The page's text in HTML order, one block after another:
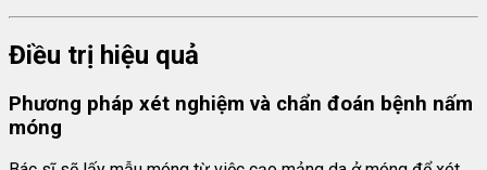
Điều trị hiệu quả
Phương pháp xét nghiệm và chẩn đoán bệnh nấm
móng